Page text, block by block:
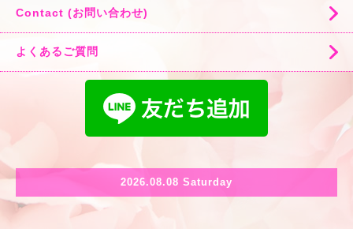
Contact (お問い合わせ)
よくあるご質問
2026.08.08 Saturday